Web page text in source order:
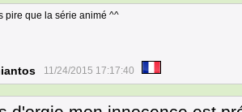
pire que la série animé ^^
11/24/2015 17:17:40